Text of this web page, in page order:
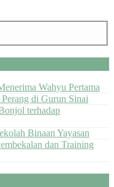
Wahyu Pertama
di Gurun Sinai
terhadap
Binaan Yayasan
dan Training